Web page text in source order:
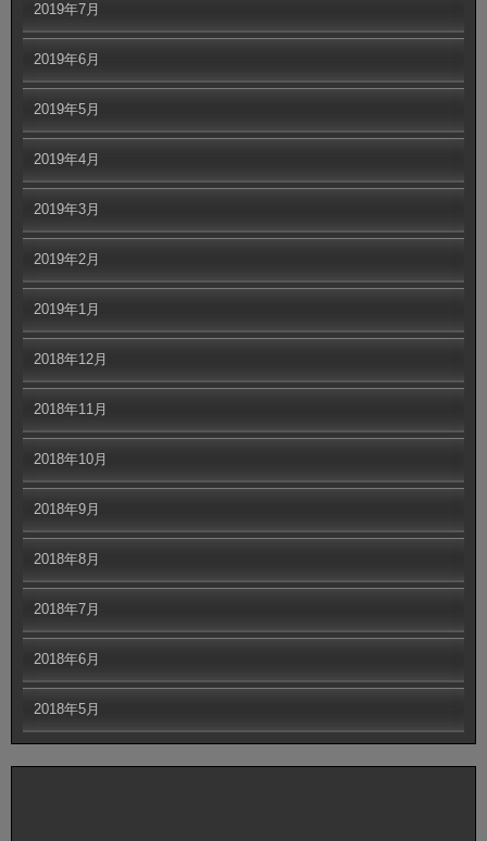
2019年7月
2019年6月
2019年5月
2019年4月
2019年3月
2019年2月
2019年1月
2018年12月
2018年11月
2018年10月
2018年9月
2018年8月
2018年7月
2018年6月
2018年5月